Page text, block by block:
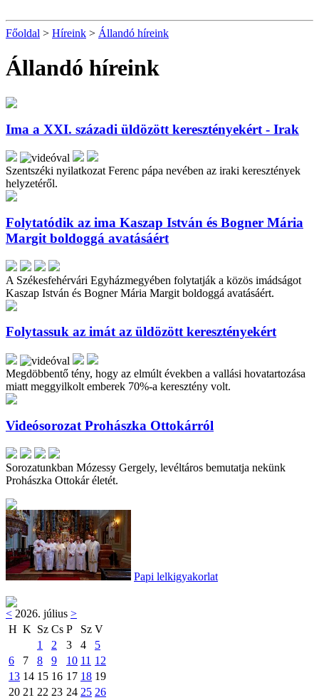
Főoldal > Híreink > Állandó híreink
Állandó híreink
Ima a XXI. századi üldözött keresztényekért - Irak
Szentszéki nyilatkozat Ferenc pápa nevében az iraki keresztények
helyzetéről.
Folytatódik az ima Kaszap István és Bogner Mária
Margit boldoggá avatásáért
A Székesfehérvári Egyházmegyében folytatják a közös imádságot
Kaszap István és Bogner Mária Margit boldoggá avatásáért.
Folytassuk az imát az üldözött keresztényekért
Megdöbbentő tény, hogy az elmúlt években a vallási hovatartozása
miatt meggyilkolt emberek 70%-a keresztény volt.
Videósorozat Prohászka Ottokárról
Sorozatunkban Mózessy Gergely, levéltáros bemutatja nekünk
Prohászka Ottokár életét.
Papi lelkigyakorlat
< 2026. július >
H K Sz Cs P Sz V
1
2 3 4
5
6
7 8 9 10 11 12
13 14 15 16 17 18 19
20 21 22 23 24 25 26